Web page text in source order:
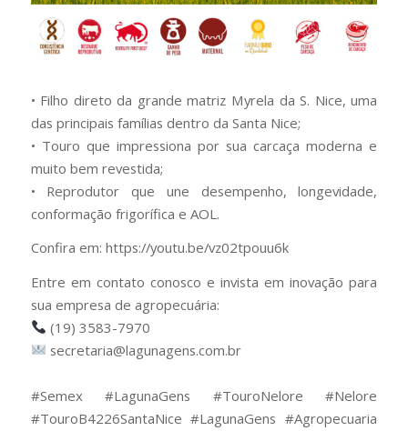
• Filho direto da grande matriz Myrela da S. Nice, uma
das principais famílias dentro da Santa Nice;
• Touro que impressiona por sua carcaça moderna e
muito bem revestida;
• Reprodutor que une desempenho, longevidade,
conformação frigorífica e AOL.
Confira em: https://youtu.be/vz02tpouu6k
Entre em contato conosco e invista em inovação para
sua empresa de agropecuária:
(19) 3583-7970
secretaria@lagunagens.com.br
#Semex #LagunaGens #TouroNelore #Nelore
#TouroB4226SantaNice #LagunaGens #Agropecuaria